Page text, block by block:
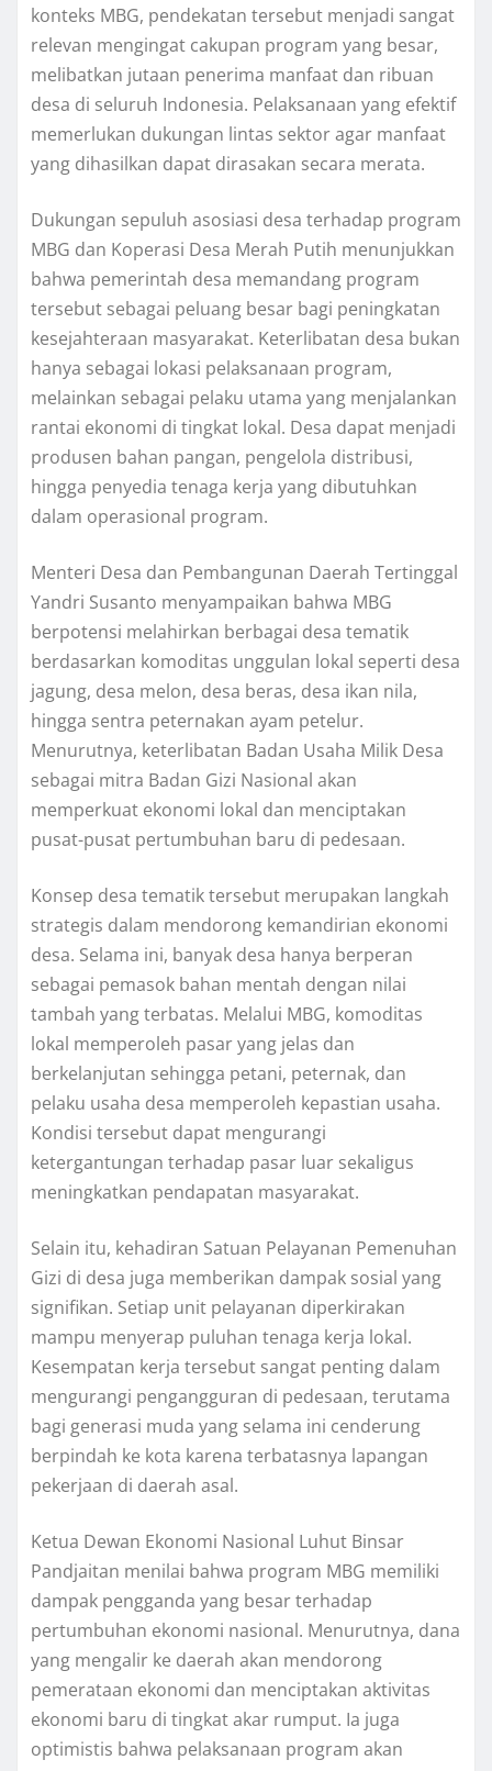
konteks MBG, pendekatan tersebut menjadi sangat
relevan mengingat cakupan program yang besar,
melibatkan jutaan penerima manfaat dan ribuan
desa di seluruh Indonesia. Pelaksanaan yang efektif
memerlukan dukungan lintas sektor agar manfaat
yang dihasilkan dapat dirasakan secara merata.
Dukungan sepuluh asosiasi desa terhadap program
MBG dan Koperasi Desa Merah Putih menunjukkan
bahwa pemerintah desa memandang program
tersebut sebagai peluang besar bagi peningkatan
kesejahteraan masyarakat. Keterlibatan desa bukan
hanya sebagai lokasi pelaksanaan program,
melainkan sebagai pelaku utama yang menjalankan
rantai ekonomi di tingkat lokal. Desa dapat menjadi
produsen bahan pangan, pengelola distribusi,
hingga penyedia tenaga kerja yang dibutuhkan
dalam operasional program.
Menteri Desa dan Pembangunan Daerah Tertinggal
Yandri Susanto menyampaikan bahwa MBG
berpotensi melahirkan berbagai desa tematik
berdasarkan komoditas unggulan lokal seperti desa
jagung, desa melon, desa beras, desa ikan nila,
hingga sentra peternakan ayam petelur.
Menurutnya, keterlibatan Badan Usaha Milik Desa
sebagai mitra Badan Gizi Nasional akan
memperkuat ekonomi lokal dan menciptakan
pusat-pusat pertumbuhan baru di pedesaan.
Konsep desa tematik tersebut merupakan langkah
strategis dalam mendorong kemandirian ekonomi
desa. Selama ini, banyak desa hanya berperan
sebagai pemasok bahan mentah dengan nilai
tambah yang terbatas. Melalui MBG, komoditas
lokal memperoleh pasar yang jelas dan
berkelanjutan sehingga petani, peternak, dan
pelaku usaha desa memperoleh kepastian usaha.
Kondisi tersebut dapat mengurangi
ketergantungan terhadap pasar luar sekaligus
meningkatkan pendapatan masyarakat.
Selain itu, kehadiran Satuan Pelayanan Pemenuhan
Gizi di desa juga memberikan dampak sosial yang
signifikan. Setiap unit pelayanan diperkirakan
mampu menyerap puluhan tenaga kerja lokal.
Kesempatan kerja tersebut sangat penting dalam
mengurangi pengangguran di pedesaan, terutama
bagi generasi muda yang selama ini cenderung
berpindah ke kota karena terbatasnya lapangan
pekerjaan di daerah asal.
Ketua Dewan Ekonomi Nasional Luhut Binsar
Pandjaitan menilai bahwa program MBG memiliki
dampak pengganda yang besar terhadap
pertumbuhan ekonomi nasional. Menurutnya, dana
yang mengalir ke daerah akan mendorong
pemerataan ekonomi dan menciptakan aktivitas
ekonomi baru di tingkat akar rumput. Ia juga
optimistis bahwa pelaksanaan program akan